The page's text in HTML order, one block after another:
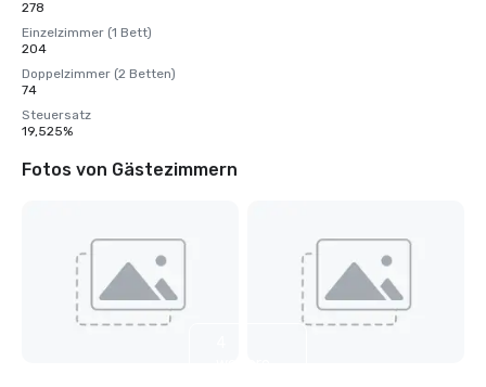
278
Einzelzimmer (1 Bett)
204
Doppelzimmer (2 Betten)
74
Steuersatz
19,525%
Fotos von Gästezimmern